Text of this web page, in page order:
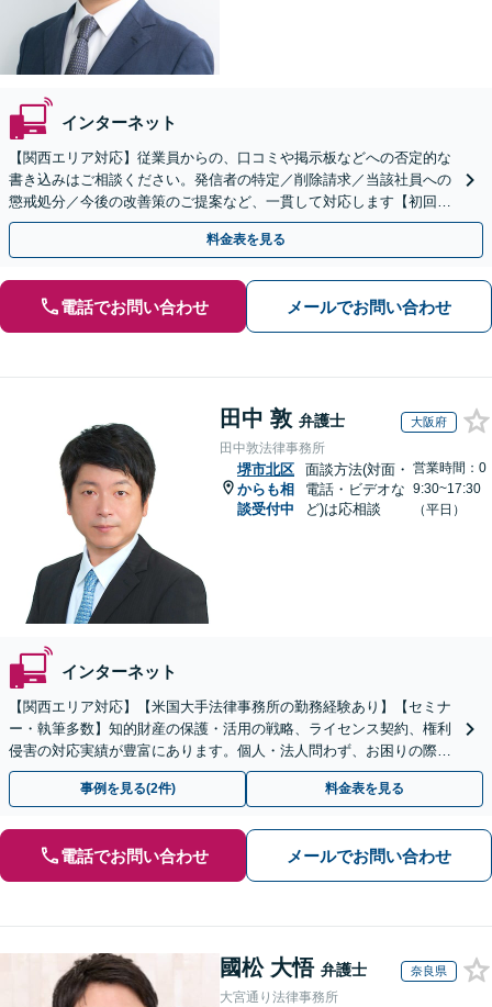
インターネット
【関西エリア対応】従業員からの、口コミや掲示板などへの否定的な
書き込みはご相談ください。発信者の特定／削除請求／当該社員への
懲戒処分／今後の改善策のご提案など、一貫して対応します【初回相
談30分無料】書き込みを行わせない職場環境整備にも注力
料金表を見る
電話でお問い合わせ メールでお問い合わせ
田中 敦 弁護士 大阪府
田中敦法律事務所
堺市北区
からも相
談受付中
面談方法(対面・
電話・ビデオな
ど)は応相談
営業時間：0
9:30~17:30
（平日）
インターネット
【関西エリア対応】【米国大手法律事務所の勤務経験あり】【セミナ
ー・執筆多数】知的財産の保護・活用の戦略、ライセンス契約、権利
侵害の対応実績が豊富にあります。個人・法人問わず、お困りの際は
お気軽にご相談ください。【弁護士歴15年以上】
事例を見る(2件) 料金表を見る
電話でお問い合わせ メールでお問い合わせ
國松 大悟 弁護士 奈良県
大宮通り法律事務所